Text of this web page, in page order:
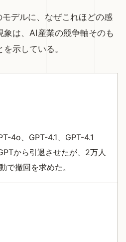
デルに、なぜこれほどの感
は、AI産業の競争軸そのも
示している。
4o、GPT-4.1、GPT-4.1
から引退させたが、2万人
で撤回を求めた。